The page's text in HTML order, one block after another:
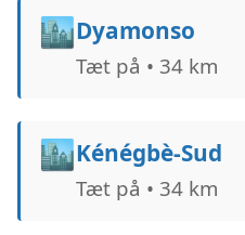
🏙️Dyamonso
Tæt på • 34 km
🏙️Kénégbè-Sud
Tæt på • 34 km